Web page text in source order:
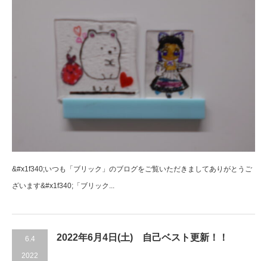
&#x1f340;いつも「ブリック」のブログをご覧いただきましてありがとうご
ざいます&#x1f340;「ブリック...
6.4
2022
2022年6月4日(土) 自己ベスト更新！！